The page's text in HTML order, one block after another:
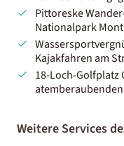
Pittoreske
Nationalpark
Kajakfahren am
18-Loch-
Weitere Services